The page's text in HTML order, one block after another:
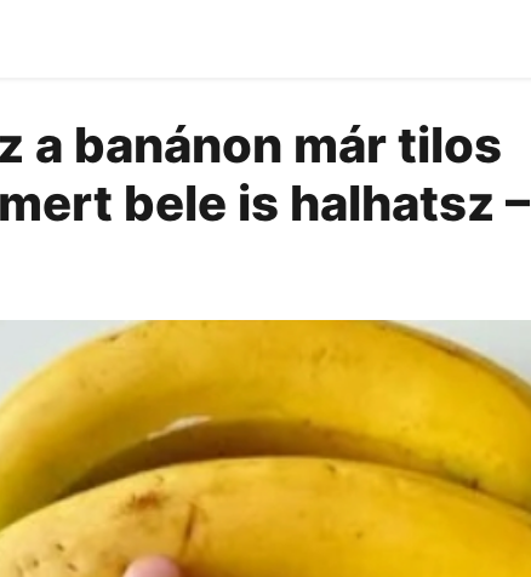
a banánon már tilos
bele is halhatsz –